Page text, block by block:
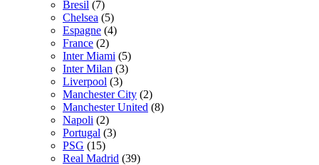
Bresil (7)
Chelsea (5)
Espagne (4)
France (2)
Inter Miami (5)
Inter Milan (3)
Liverpool (3)
Manchester City (2)
Manchester United (8)
Napoli (2)
Portugal (3)
PSG (15)
Real Madrid (39)